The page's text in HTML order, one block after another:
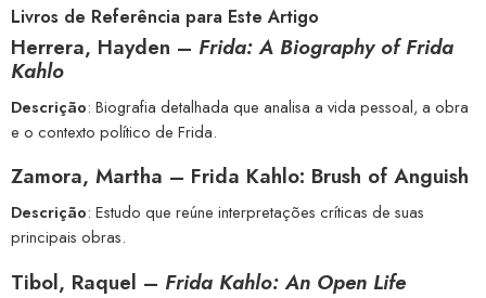
Livros de Referência para Este Artigo
Herrera, Hayden – Frida: A Biography of Frida
Kahlo
Descrição: Biografia detalhada que analisa a vida pessoal, a obra
e o contexto político de Frida.
Zamora, Martha – Frida Kahlo: Brush of Anguish
Descrição: Estudo que reúne interpretações críticas de suas
principais obras.
Tibol, Raquel – Frida Kahlo: An Open Life